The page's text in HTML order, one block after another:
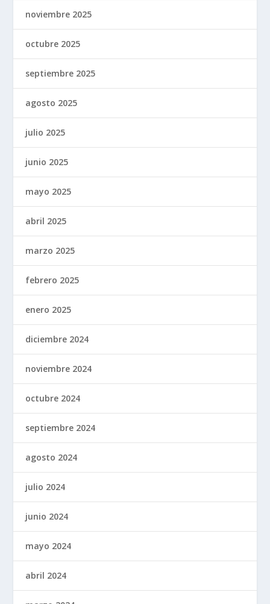
noviembre 2025
octubre 2025
septiembre 2025
agosto 2025
julio 2025
junio 2025
mayo 2025
abril 2025
marzo 2025
febrero 2025
enero 2025
diciembre 2024
noviembre 2024
octubre 2024
septiembre 2024
agosto 2024
julio 2024
junio 2024
mayo 2024
abril 2024